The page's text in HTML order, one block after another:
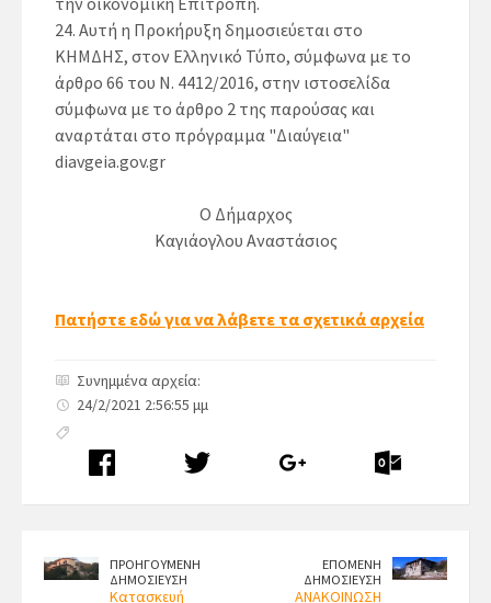
24. Αυτή η Προκήρυξη δημοσιεύεται στο
ΚΗΜΔΗΣ, στον Ελληνικό Τύπο, σύμφωνα με το
άρθρο 66 του Ν. 4412/2016, στην ιστοσελίδα
σύμφωνα με το άρθρο 2 της παρούσας και
αναρτάται στο πρόγραμμα "Διαύγεια"
diavgeia.gov.gr
Ο Δήμαρχος
Καγιάογλου Αναστάσιος
Πατήστε εδώ για να λάβετε τα σχετικά αρχεία
Συνημμένα αρχεία:
24/2/2021 2:56:55 μμ
ΠΡΟΗΓΟΥΜΕΝΗ
ΔΗΜΟΣΙΕΥΣΗ
Κατασκευή
ΕΠΟΜΕΝΗ
ΔΗΜΟΣΙΕΥΣΗ
ΑΝΑΚΟΙΝΩΣΗ